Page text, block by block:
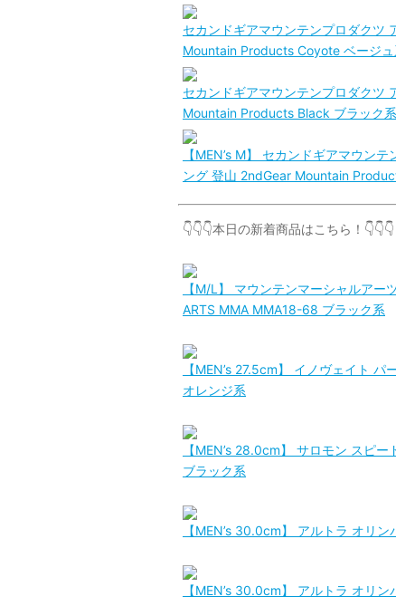
セカンドギアマウンテンプロダクツ
Mountain Products Coyote ベージュ
セカンドギアマウンテンプロダクツ
Mountain Products Black ブラック系
【MEN’s M】 セカンドギアマウン
ング 登山 2ndGear Mountain
👇👇👇本日の新着商品はこちら！👇👇👇
【M/L】 マウンテンマーシャルア
ARTS MMA MMA18-68 ブラック系
【MEN’s 27.5cm】 イノヴェイト
オレンジ系
【MEN’s 28.0cm】 サロモン スピ
ブラック系
【MEN’s 30.0cm】 アルトラ オリ
【MEN’s 30.0cm】 アルトラ オリ